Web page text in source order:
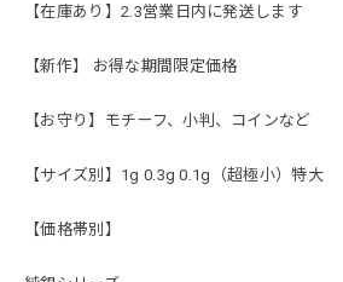
【在庫あり】2.3営業日内に発送します
【新作】 お得な期間限定価格
【お守り】モチーフ、小判、コインなど
【サイズ別】1g 0.3g 0.1g（超極小）特大
【価格帯別】